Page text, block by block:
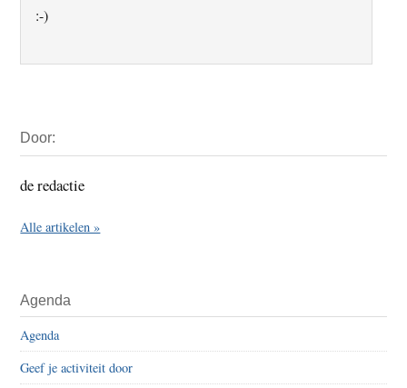
:-)
Sidebar
Door:
de redactie
Alle artikelen »
Agenda
Agenda
Geef je activiteit door